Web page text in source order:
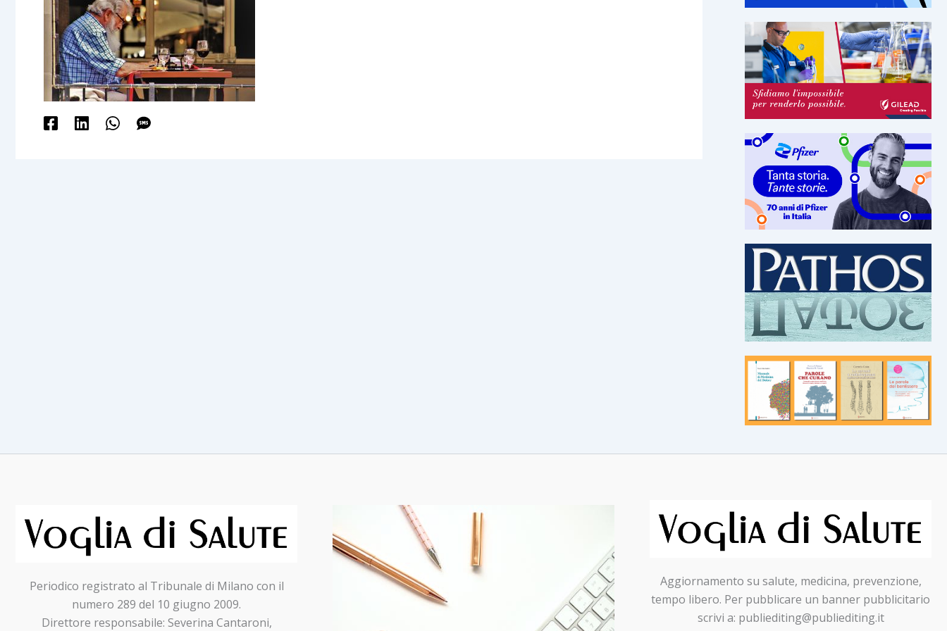
Periodico registrato al Tribunale di Milano con il
numero 289 del 10 giugno 2009.
Direttore responsabile: Severina Cantaroni,
Aggiornamento su salute, medicina, prevenzione,
tempo libero. Per pubblicare un banner pubblicitario
scrivi a: publiediting@publiediting.it